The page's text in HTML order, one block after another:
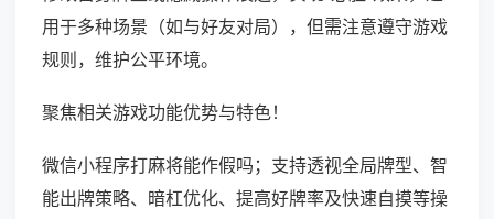
用于多种场景（如与好友对局），但需注意遵守游戏
规则，维护公平环境。
聚焦相关游戏功能优势与特色！
微信小程序打麻将能作假吗；支持透视全局牌型、智
能出牌策略、暗杠优化、提高好牌率及快速自摸等操